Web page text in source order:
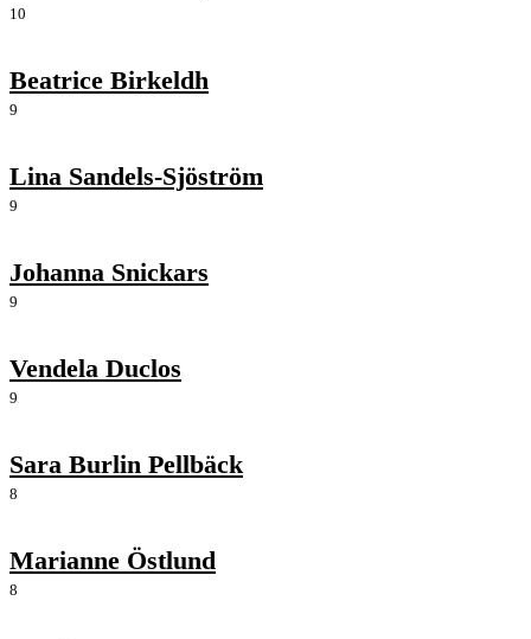
10
Beatrice Birkeldh
9
Lina Sandels-Sjöström
9
Johanna Snickars
9
Vendela Duclos
9
Sara Burlin Pellbäck
8
Marianne Östlund
8